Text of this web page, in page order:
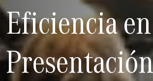
Eficiencia